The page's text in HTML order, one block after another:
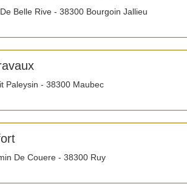
Belle Rive - 38300 Bourgoin Jallieu
- 38300 Maubec
De Couere - 38300 Ruy